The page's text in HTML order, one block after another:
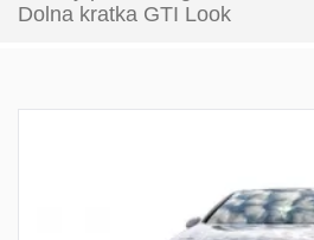
Dolna kratka GTI Look